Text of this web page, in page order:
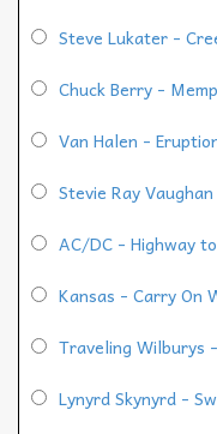
Steve Lukater -
Chuck Berry -
Van Halen -
Stevie Ray
AC/DC - Highway
Kansas - Carry On
Traveling Wilburys
Lynyrd Skynyrd -